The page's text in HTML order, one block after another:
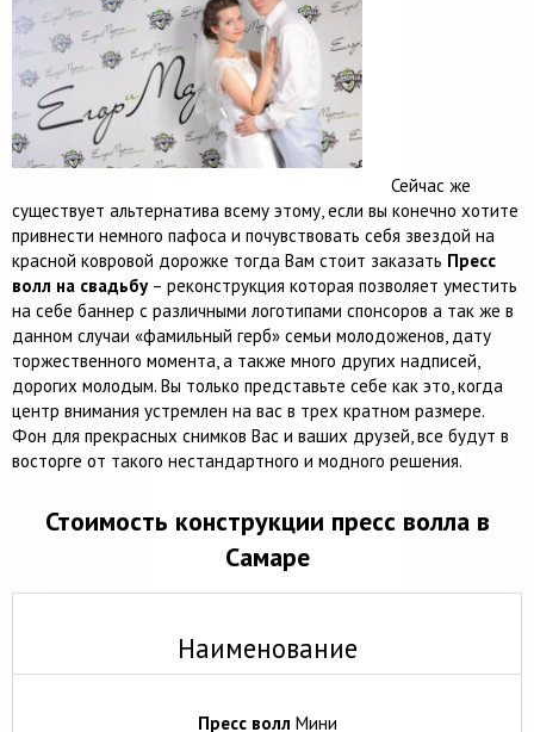
Сейчас же
существует альтернатива всему этому, если вы конечно хотите
привнести немного пафоса и почувствовать себя звездой на
красной ковровой дорожке тогда Вам стоит заказать Пресс
волл на свадьбу– реконструкция которая позволяет уместить
на себе баннер с различными логотипами спонсоров а так же в
данном случаи «фамильный герб» семьи молодоженов, дату
торжественного момента, а также много других надписей,
дорогих молодым. Вы только представьте себе как это, когда
центр внимания устремлен на вас в трех кратном размере.
Фон для прекрасных снимков Вас и ваших друзей, все будут в
восторге от такого нестандартного и модного решения.
Стоимость конструкции пресс волла в
Самаре
Наименование
Пресс волл Мини